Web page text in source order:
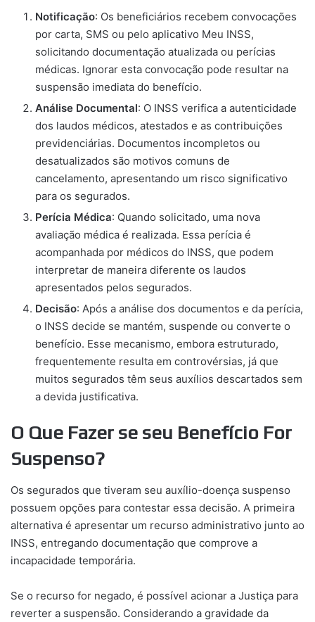
Notificação: Os beneficiários recebem convocações
por carta, SMS ou pelo aplicativo Meu INSS,
solicitando documentação atualizada ou perícias
médicas. Ignorar esta convocação pode resultar na
suspensão imediata do benefício.
Análise Documental: O INSS verifica a autenticidade
dos laudos médicos, atestados e as contribuições
previdenciárias. Documentos incompletos ou
desatualizados são motivos comuns de
cancelamento, apresentando um risco significativo
para os segurados.
Perícia Médica: Quando solicitado, uma nova
avaliação médica é realizada. Essa perícia é
acompanhada por médicos do INSS, que podem
interpretar de maneira diferente os laudos
apresentados pelos segurados.
Decisão: Após a análise dos documentos e da perícia,
o INSS decide se mantém, suspende ou converte o
benefício. Esse mecanismo, embora estruturado,
frequentemente resulta em controvérsias, já que
muitos segurados têm seus auxílios descartados sem
a devida justificativa.
O Que Fazer se seu Benefício For
Suspenso?
Os segurados que tiveram seu auxílio-doença suspenso
possuem opções para contestar essa decisão. A primeira
alternativa é apresentar um recurso administrativo junto ao
INSS, entregando documentação que comprove a
incapacidade temporária.
Se o recurso for negado, é possível acionar a Justiça para
reverter a suspensão. Considerando a gravidade da